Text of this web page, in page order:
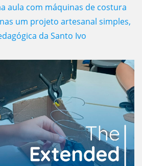
aula com máquinas de costura
um projeto artesanal simples,
da Santo Ivo